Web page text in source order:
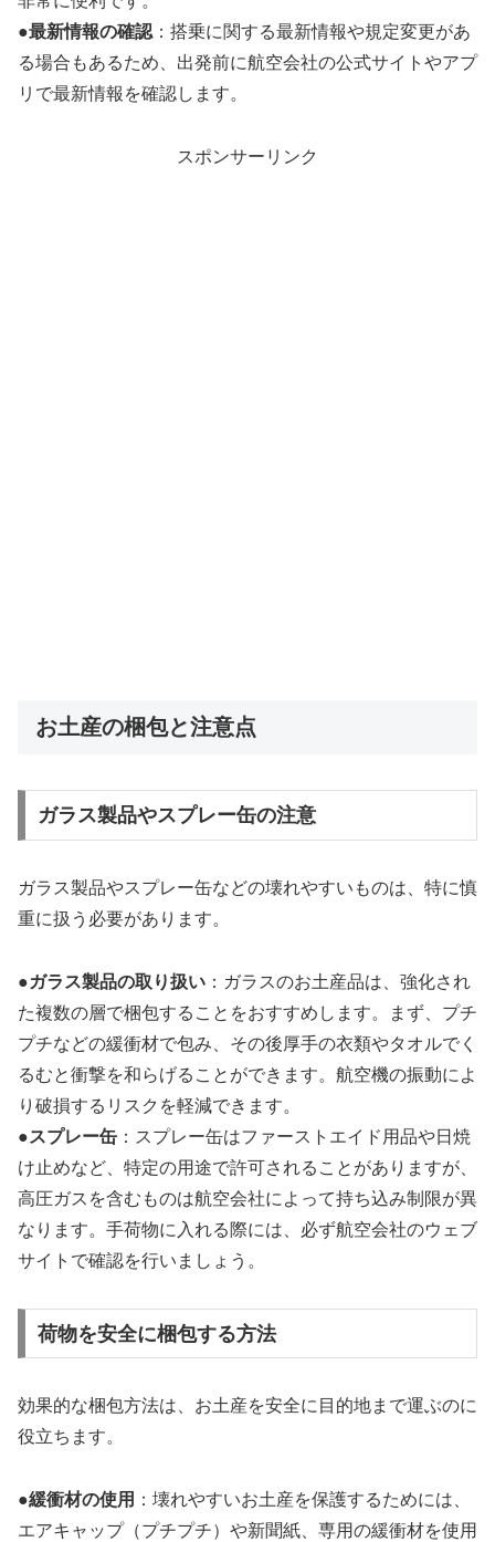
●最新情報の確認 ：搭乗に関する最新情報や規定変更があ
る場合もあるため、出発前に航空会社の公式サイトやアプ
リで最新情報を確認します。
スポンサーリンク
お土産の梱包と注意点
ガラス製品やスプレー缶の注意
ガラス製品やスプレー缶などの壊れやすいものは、特に慎
重に扱う必要があります。
●ガラス製品の取り扱い ：ガラスのお土産品は、強化され
た複数の層で梱包することをおすすめします。まず、プチ
プチなどの緩衝材で包み、その後厚手の衣類やタオルでく
るむと衝撃を和らげることができます。航空機の振動によ
り破損するリスクを軽減できます。
●スプレー缶 ：スプレー缶はファーストエイド用品や日焼
け止めなど、特定の用途で許可されることがありますが、
高圧ガスを含むものは航空会社によって持ち込み制限が異
なります。手荷物に入れる際には、必ず航空会社のウェブ
サイトで確認を行いましょう。
荷物を安全に梱包する方法
効果的な梱包方法は、お土産を安全に目的地まで運ぶのに
役立ちます。
●緩衝材の使用 ：壊れやすいお土産を保護するためには、
エアキャップ（プチプチ）や新聞紙、専用の緩衝材を使用